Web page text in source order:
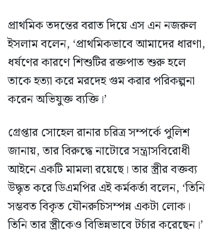
প্রাথমিক তদন্তের বরাত দিয়ে এস এন নজরুল
ইসলাম বলেন, ‘প্রাথমিকভাবে আমাদের ধারণা,
ধর্ষণের কারণে শিশুটির রক্তপাত শুরু হলে
তাকে হত্যা করে মরদেহ গুম করার পরিকল্পনা
করেন অভিযুক্ত ব্যক্তি।’
গ্রেপ্তার সোহেল রানার চরিত্র সম্পর্কে পুলিশ
জানায়, তার বিরুদ্ধে নাটোরে সন্ত্রাসবিরোধী
আইনে একটি মামলা রয়েছে। তার স্ত্রীর বক্তব্য
উদ্ধৃত করে ডিএমপির এই কর্মকর্তা বলেন, ‘তিনি
সম্ভবত বিকৃত যৌনরুচিসম্পন্ন একটা লোক।
তিনি তার স্ত্রীকেও বিভিন্নভাবে টর্চার করেছেন।’